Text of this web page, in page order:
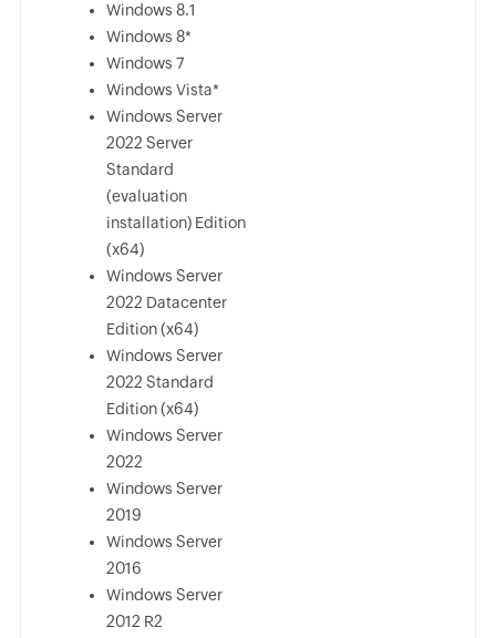
Windows 8.1
Windows 8*
Windows 7
Windows Vista*
Windows Server
2022 Server
Standard
(evaluation
installation) Edition
(x64)
Windows Server
2022 Datacenter
Edition (x64)
Windows Server
2022 Standard
Edition (x64)
Windows Server
2022
Windows Server
2019
Windows Server
2016
Windows Server
2012 R2